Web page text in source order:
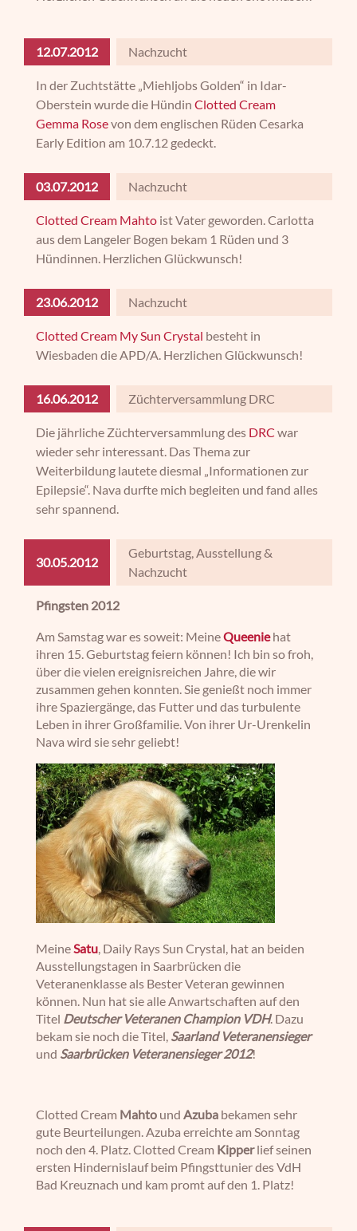
12.07.2012 Nachzucht
In der Zuchtstätte „Miehljobs Golden“ in Idar-
Oberstein wurde die HündinClotted Cream
Gemma Rosevon dem englischen Rüden Cesarka
Early Edition am 10.7.12 gedeckt.
03.07.2012 Nachzucht
Clotted Cream Mahto ist Vater geworden. Carlotta
aus dem Langeler Bogen bekam 1 Rüden und 3
Hündinnen. Herzlichen Glückwunsch!
23.06.2012 Nachzucht
Clotted Cream My Sun Crystal besteht in
Wiesbaden die APD/A. Herzlichen Glückwunsch!
16.06.2012 Züchterversammlung DRC
Die jährliche Züchterversammlung des DRC war
wieder sehr interessant. Das Thema zur
Weiterbildung lautete diesmal „Informationen zur
Epilepsie“. Nava durfte mich begleiten und fand alles
sehr spannend.
30.05.2012
Geburtstag, Ausstellung &
Nachzucht
Pfingsten 2012
Am Samstag war es soweit: MeineQueeniehat
ihren 15. Geburtstag feiern können! Ich bin so froh,
über die vielen ereignisreichen Jahre, die wir
zusammen gehen konnten. Sie genießt noch immer
ihre Spaziergänge, das Futter und das turbulente
Leben in ihrer Großfamilie. Von ihrer Ur-Urenkelin
Nava wird sie sehr geliebt!
Meine Satu , Daily Rays Sun Crystal, hat an beiden
Ausstellungstagen in Saarbrücken die
Veteranenklasse als Bester Veteran gewinnen
können. Nun hat sie alle Anwartschaften auf den
Titel Deutscher Veteranen Champion VDH. Dazu
bekam sie noch die Titel, Saarland Veteranensieger
und Saarbrücken Veteranensieger 2012!
Clotted Cream Mahto und Azuba bekamen sehr
gute Beurteilungen. Azuba erreichte am Sonntag
noch den 4. Platz. Clotted Cream Kipperlief seinen
ersten Hindernislauf beim Pfingsttunier des VdH
Bad Kreuznach und kam promt auf den 1. Platz!